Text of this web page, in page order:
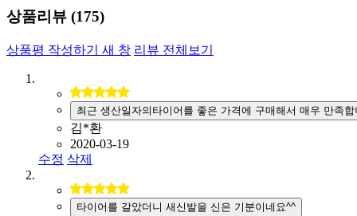
상품리뷰 (175)
상품평 작성하기 새 창 리뷰 전체보기
최근 생산일자의타이어를 좋은 가격에 구매해서 매우 만족합
김*환
2020-03-19
수정 삭제
타이어를 갈았더니 새신발을 신은 기분이네요^^